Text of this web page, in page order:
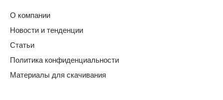
О компании
Новости и тенденции
Статьи
Политика конфиденциальности
Материалы для скачивания